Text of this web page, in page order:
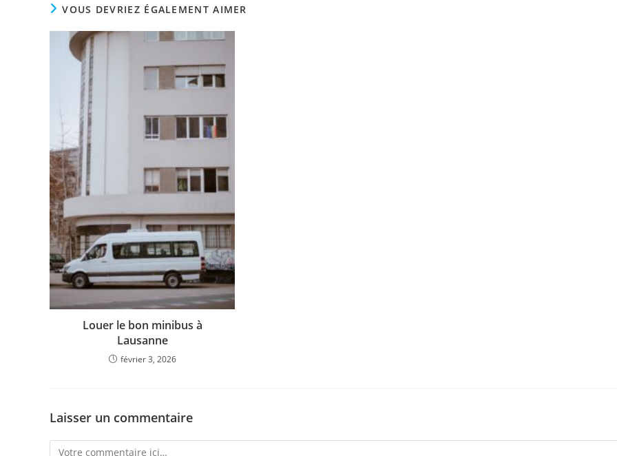
VOUS DEVRIEZ ÉGALEMENT AIMER
Louer le bon minibus à
Lausanne
février 3, 2026
Laisser un commentaire
Comment